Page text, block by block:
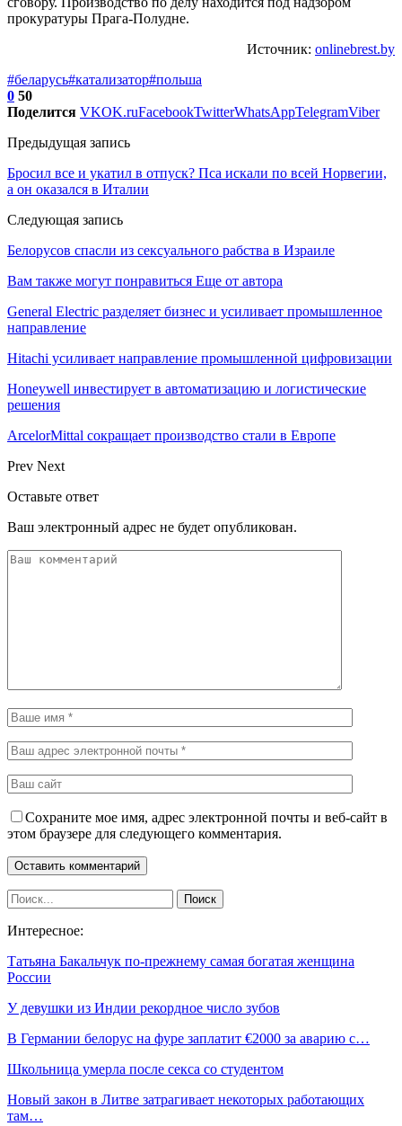
прокуратуры Прага-Полудне.
Источник: onlinebrest.by
#беларусь#катализатор#польша
0 50
Поделится VKOK.ruFacebookTwitterWhatsAppTelegramViber
Предыдущая запись
Бросил все и укатил в отпуск? Пса искали по всей Норвегии,
а он оказался в Италии
Следующая запись
Белорусов спасли из сексуального рабства в Израиле
Вам также могут понравиться Еще от автора
General Electric разделяет бизнес и усиливает промышленное
направление
Hitachi усиливает направление промышленной цифровизации
Honeywell инвестирует в автоматизацию и логистические
решения
ArcelorMittal сокращает производство стали в Европе
Prev Next
Оставьте ответ
Ваш электронный адрес не будет опубликован.
Сохраните мое имя, адрес электронной почты и веб-сайт в
этом браузере для следующего комментария.
Интересное:
Татьяна Бакальчук по-прежнему самая богатая женщина
России
У девушки из Индии рекордное число зубов
В Германии белорус на фуре заплатит €2000 за аварию с…
Школьница умерла после секса со студентом
Новый закон в Литве затрагивает некоторых работающих
там…